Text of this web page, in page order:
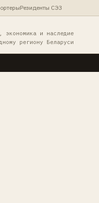
Резиденты СЭЗ
экономика и наследие
региону Беларуси